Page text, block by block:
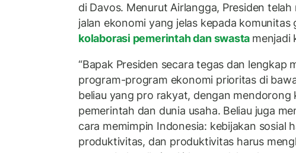
di Davos. Menurut Airlangga, Presiden
jalan ekonomi yang jelas kepada komunitas
kolaborasi pemerintah dan swasta menjadi
“Bapak Presiden secara tegas dan lengkap
program-program ekonomi prioritas di
beliau yang pro rakyat, dengan mendorong
pemerintah dan dunia usaha. Beliau juga
cara memimpin Indonesia: kebijakan sosial
produktivitas, dan produktivitas harus